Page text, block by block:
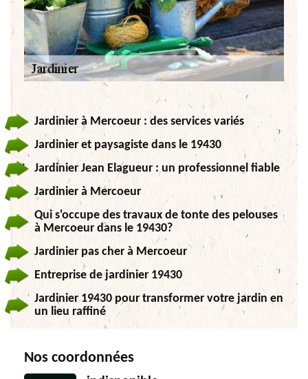
Jardinier à Mercoeur : des services variés
Jardinier et paysagiste dans le 19430
Jardinier Jean Elagueur : un professionnel fiable
Jardinier à Mercoeur
Qui s'occupe des travaux de tonte des pelouses
à Mercoeur dans le 19430?
Jardinier pas cher à Mercoeur
Entreprise de jardinier 19430
Jardinier 19430 pour transformer votre jardin en
un lieu raffiné
Nos coordonnées